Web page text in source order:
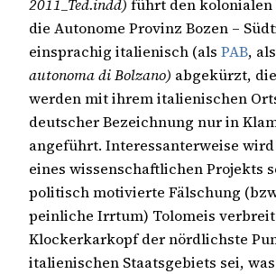
2011_Ted.indd) führt den kolonialen
die Autonome Provinz Bozen –
einsprachig italienisch (als PAB,
autonoma di Bolzano) abgekürzt,
werden mit ihrem italienischen
deutscher Bezeichnung nur in
angeführt. Interessanterweise
eines wissenschaftlichen Projekts
politisch motivierte Fälschung
peinliche Irrtum) Tolomeis
Klockerkarkopf der nördlichste
italienischen Staatsgebiets sei,